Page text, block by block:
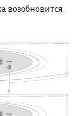
возобновится.